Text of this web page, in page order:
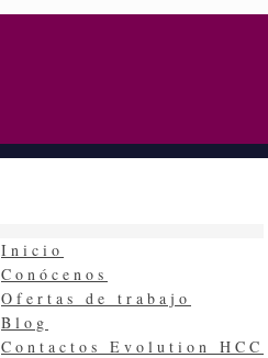
Inicio
Conócenos
Ofertas de trabajo
Blog
Contactos Evolution HCC